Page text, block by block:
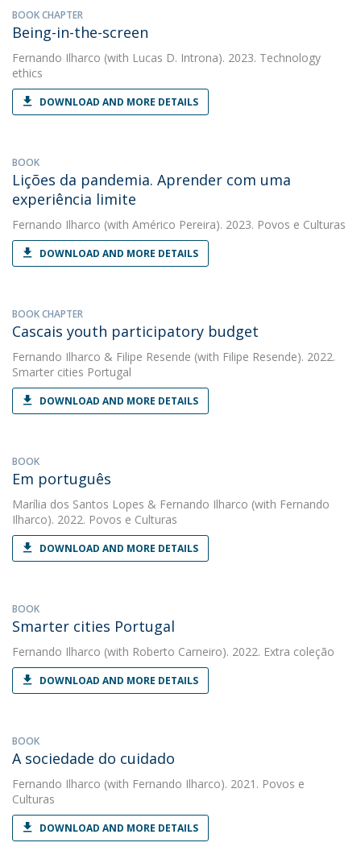
BOOK CHAPTER
Being-in-the-screen
Fernando Ilharco (with Lucas D. Introna). 2023. Technology
ethics
DOWNLOAD AND MORE DETAILS
BOOK
Lições da pandemia. Aprender com uma
experiência limite
Fernando Ilharco (with Américo Pereira). 2023. Povos e Culturas
DOWNLOAD AND MORE DETAILS
BOOK CHAPTER
Cascais youth participatory budget
Fernando Ilharco & Filipe Resende (with Filipe Resende). 2022.
Smarter cities Portugal
DOWNLOAD AND MORE DETAILS
BOOK
Em português
Marília dos Santos Lopes & Fernando Ilharco (with Fernando
Ilharco). 2022. Povos e Culturas
DOWNLOAD AND MORE DETAILS
BOOK
Smarter cities Portugal
Fernando Ilharco (with Roberto Carneiro). 2022. Extra coleção
DOWNLOAD AND MORE DETAILS
BOOK
A sociedade do cuidado
Fernando Ilharco (with Fernando Ilharco). 2021. Povos e
Culturas
DOWNLOAD AND MORE DETAILS